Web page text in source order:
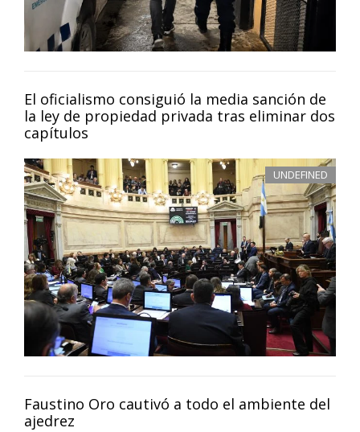
El oficialismo consiguió la media sanción de
la ley de propiedad privada tras eliminar dos
capítulos
UNDEFINED
Faustino Oro cautivó a todo el ambiente del
ajedrez